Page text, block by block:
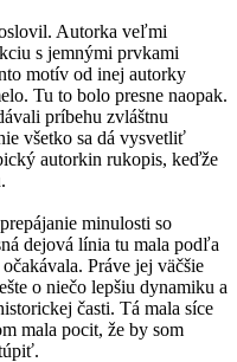
Autorka veľmi
s jemnými prvkami
motív od inej autorky
Tu to bolo presne naopak.
príbehu zvláštnu
všetko sa dá vysvetliť
autorkin rukopis, keďže
minulosti so
dejová línia tu mala podľa
Práve jej väčšie
o niečo lepšiu dynamiku a
časti. Tá mala síce
mala pocit, že by som